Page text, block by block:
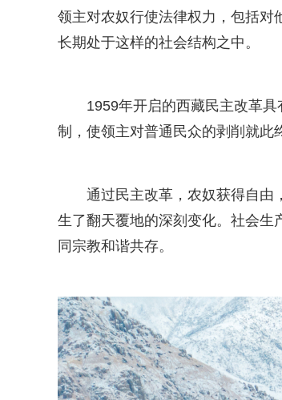
领主对农奴行使法律权力，包括对
长期处于这样的社会结构之中。
1959年开启的西藏民主改革
制，使领主对普通民众的剥削就此
通过民主改革，农奴获得自由
生了翻天覆地的深刻变化。社会生
同宗教和谐共存。